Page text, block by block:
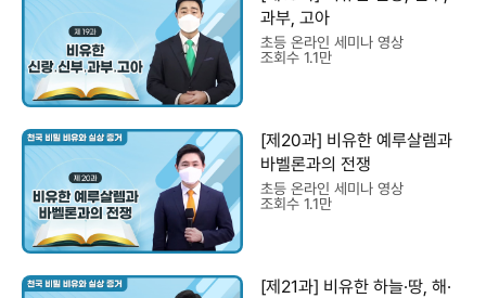
과부, 고아
초등 온라인 세미나 영상
조회수 1.1만
[제20과] 비유한 예루살렘과
바벨론과의 전쟁
초등 온라인 세미나 영상
조회수 1.1만
[제21과] 비유한 하늘·땅, 해·